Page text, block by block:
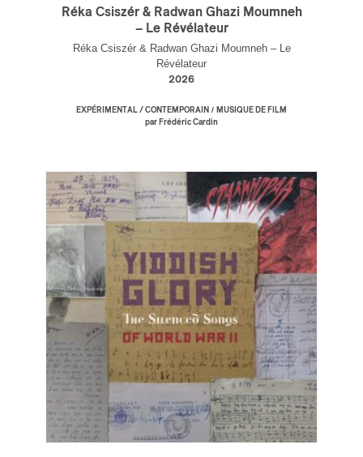
Réka Csiszér & Radwan Ghazi Moumneh
– Le Révélateur
Réka Csiszér & Radwan Ghazi Moumneh – Le
Révélateur
2026
EXPÉRIMENTAL / CONTEMPORAIN / MUSIQUE DE FILM
par Frédéric Cardin